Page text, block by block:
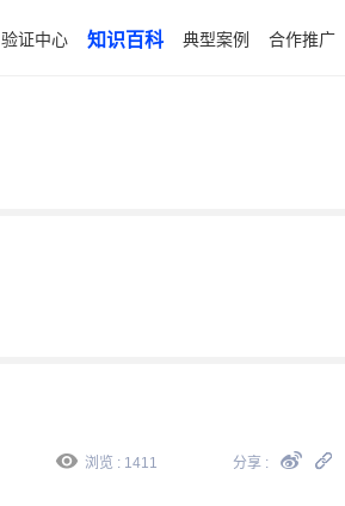
验证中心 知识百科 典型案例 合作推广
浏览 : 1411 分享 :